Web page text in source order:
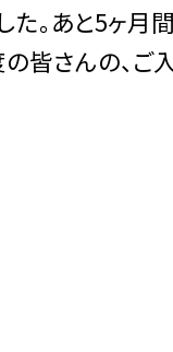
た。あと5ヶ
皆さんの、